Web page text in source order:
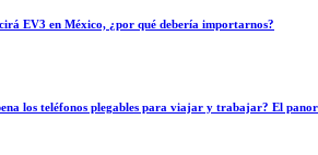
EV3 en México, ¿por qué debería importarnos?
los teléfonos plegables para viajar y trabajar? El